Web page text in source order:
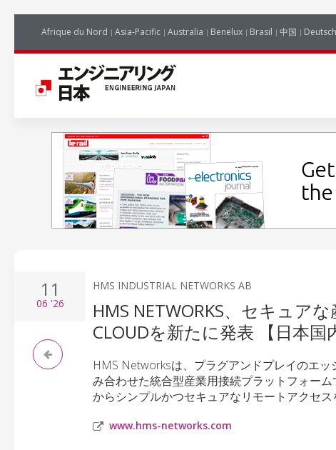
Afrique du Nord Asia-Pacific Australia Benelux Brasil 中国
11
06 '26
HMS INDUSTRIAL NETWORKS AB
HMS NETWORKS、セキュア
CLOUDを新たに発表 【日本国
HMS Networksは、プラグアンドプレイのエ
み合わせた統合型産業用接続プラットフォー
からシンプルかつセキュアなリモートアクセス
www.hms-networks.com